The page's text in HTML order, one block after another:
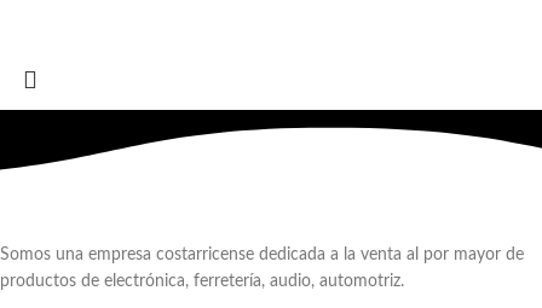
Somos una empresa costarricense dedicada a la venta al por mayor de
productos de electrónica, ferretería, audio, automotriz.